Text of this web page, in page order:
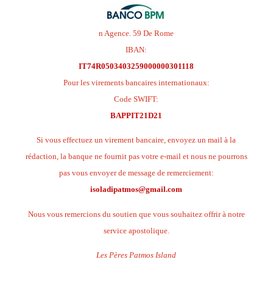
n Agence. 59 De Rome
IBAN:
IT74R0503403259000000301118
Pour les virements bancaires internationaux:
Code SWIFT:
BAPPIT21D21
Si vous effectuez un virement bancaire, envoyez un mail à la
rédaction, la banque ne fournit pas votre e-mail et nous ne pourrons
pas vous envoyer de message de remerciement:
isoladipatmos@gmail.com
Nous vous remercions du soutien que vous souhaitez offrir à notre
service apostolique.
Les Pères Patmos Island